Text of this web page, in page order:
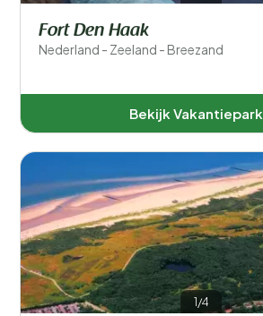
Fort Den Haak
Nederland - Zeeland - Breezand
Bekijk Vakantiepark
1/4